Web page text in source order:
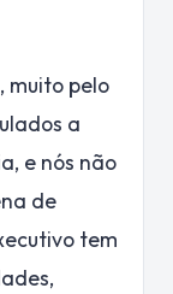
muito pelo
a
e nós não
de
tem